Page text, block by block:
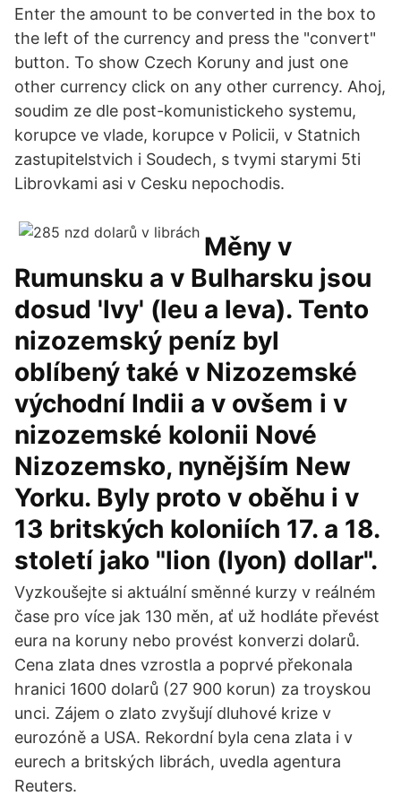
Enter the amount to be converted in the box to
the left of the currency and press the "convert"
button. To show Czech Koruny and just one
other currency click on any other currency. Ahoj,
soudim ze dle post-komunistickeho systemu,
korupce ve vlade, korupce v Policii, v Statnich
zastupitelstvich i Soudech, s tvymi starymi 5ti
Librovkami asi v Cesku nepochodis.
Měny v
Rumunsku a v Bulharsku jsou
dosud 'lvy' (leu a leva). Tento
nizozemský peníz byl
oblíbený také v Nizozemské
východní Indii a v ovšem i v
nizozemské kolonii Nové
Nizozemsko, nynějším New
Yorku. Byly proto v oběhu i v
13 britských koloniích 17. a 18.
století jako "lion (lyon) dollar".
Vyzkoušejte si aktuální směnné kurzy v reálném
čase pro více jak 130 měn, ať už hodláte převést
eura na koruny nebo provést konverzi dolarů.
Cena zlata dnes vzrostla a poprvé překonala
hranici 1600 dolarů (27 900 korun) za troyskou
unci. Zájem o zlato zvyšují dluhové krize v
eurozóně a USA. Rekordní byla cena zlata i v
eurech a britských librách, uvedla agentura
Reuters.